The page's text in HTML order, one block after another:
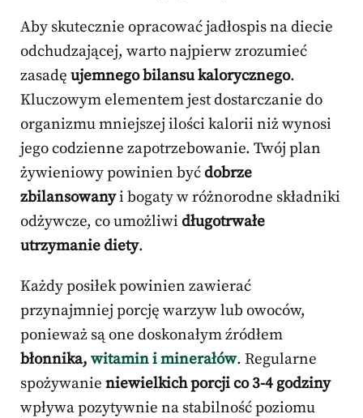
Aby skutecznie opracować jadłospis na diecie
odchudzającej, warto najpierw zrozumieć
zasadę ujemnego bilansu kalorycznego.
Kluczowym elementem jest dostarczanie do
organizmu mniejszej ilości kalorii niż wynosi
jego codzienne zapotrzebowanie. Twój plan
żywieniowy powinien byćdobrze
zbilansowanyi bogaty w różnorodne składniki
odżywcze, co umożliwi długotrwałe
utrzymanie diety.
Każdy posiłek powinien zawierać
przynajmniej porcję warzyw lub owoców,
ponieważ są one doskonałym źródłem
błonnika, witamin i minerałów. Regularne
spożywanie niewielkich porcji co 3-4 godziny
wpływa pozytywnie na stabilność poziomu